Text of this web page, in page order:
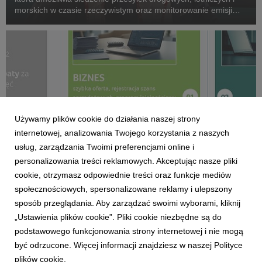
morskich w czasie rzeczywistym oraz monitorowanie emisji
ACER
Acer for Business przyspiesza cykl sprzedaży
2 czerwca 2026
Rusza nowy portal dla partnerów handlowych – inteligentna
platforma cyfrowa, która upraszcza operacje i pozwala
Używamy plików cookie do działania naszej strony
internetowej, analizowania Twojego korzystania z naszych
usług, zarządzania Twoimi preferencjami online i
personalizowania treści reklamowych. Akceptując nasze pliki
cookie, otrzymasz odpowiednie treści oraz funkcje mediów
społecznościowych, spersonalizowane reklamy i ulepszony
sposób przeglądania. Aby zarządzać swoimi wyborami, kliknij
„Ustawienia plików cookie”. Pliki cookie niezbędne są do
podstawowego funkcjonowania strony internetowej i nie mogą
być odrzucone. Więcej informacji znajdziesz w naszej Polityce
plików cookie.